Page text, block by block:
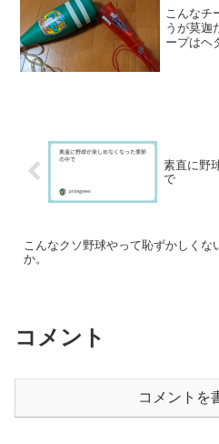
こんなチ
うが莫迦
ープはヘ
素直に野
で
こんなクソ野球やって恥ずかしくな
か。
コメント
コメントを